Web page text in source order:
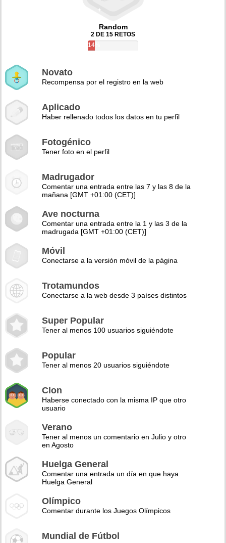
Random
2 DE 15 RETOS
14%
Novato
Recompensa por el registro en la web
Aplicado
Haber rellenado todos los datos en tu perfil
Fotogénico
Tener foto en el perfil
Madrugador
Comentar una entrada entre las 7 y las 8 de la
mañana [GMT +01:00 (CET)]
Ave nocturna
Comentar una entrada entre la 1 y las 3 de la
madrugada [GMT +01:00 (CET)]
Móvil
Conectarse a la versión móvil de la página
Trotamundos
Conectarse a la web desde 3 países distintos
Super Popular
Tener al menos 100 usuarios siguiéndote
Popular
Tener al menos 20 usuarios siguiéndote
Clon
Haberse conectado con la misma IP que otro
usuario
Verano
Tener al menos un comentario en Julio y otro
en Agosto
Huelga General
Comentar una entrada un día en que haya
Huelga General
Olímpico
Comentar durante los Juegos Olímpicos
Mundial de Fútbol